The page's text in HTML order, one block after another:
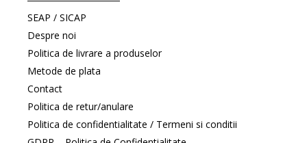
SEAP / SICAP
Despre noi
Politica de livrare a produselor
Metode de plata
Contact
Politica de retur/anulare
Politica de confidentialitate / Termeni si conditii